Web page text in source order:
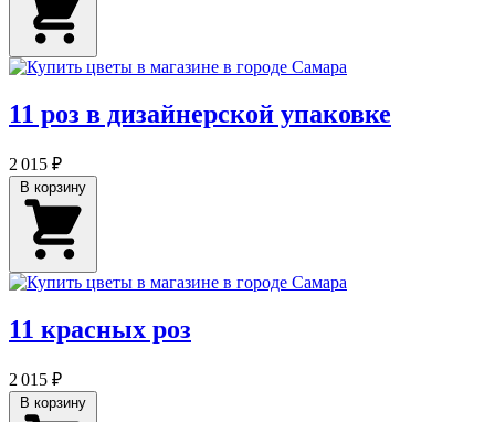
11 роз в дизайнерской упаковке
2 015 ₽
11 красных роз
2 015 ₽